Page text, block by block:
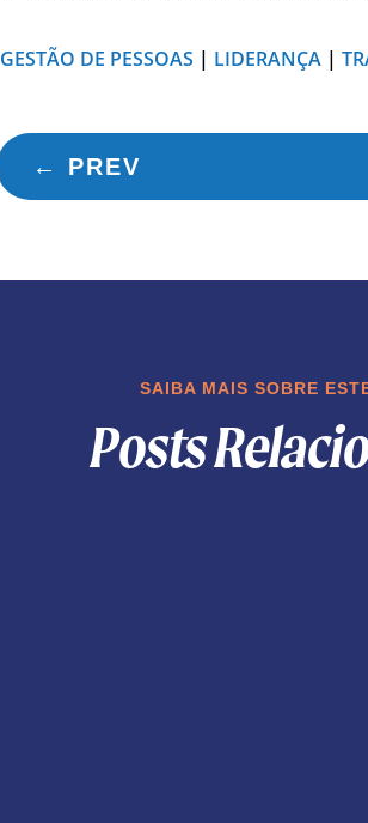
GESTÃO DE PESSOAS | LIDERANÇA |
← PREV
SAIBA MAIS SOBRE
Posts